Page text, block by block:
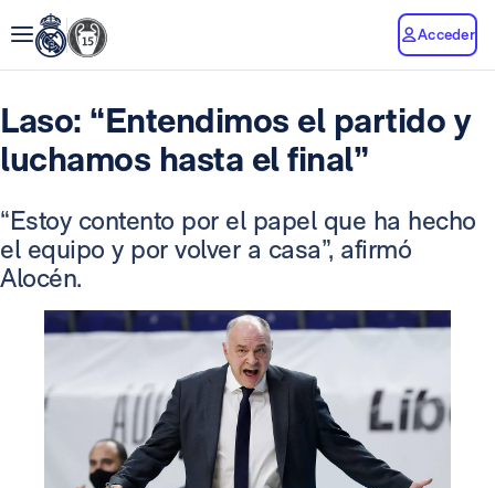
Acceder
Laso: “Entendimos el partido y
luchamos hasta el final”
“Estoy contento por el papel que ha hecho
el equipo y por volver a casa”, afirmó
Alocén.